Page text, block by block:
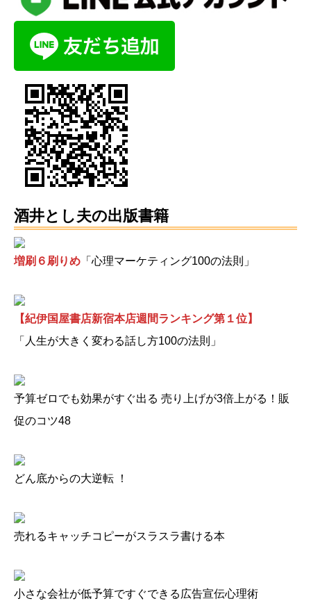
酒井とし夫の出版書籍
増刷６刷りめ 「心理マーケティング100の法則」
【紀伊国屋書店新宿本店週間ランキング第１位】
「人生が大きく変わる話し方100の法則」
予算ゼロでも効果がすぐ出る 売り上げが3倍上がる！販
促のコツ48
どん底からの大逆転 ！
売れるキャッチコピーがスラスラ書ける本
小さな会社が低予算ですぐできる広告宣伝心理術